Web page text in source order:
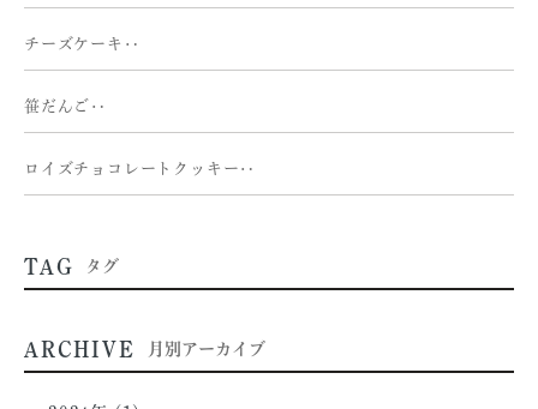
チーズケーキ‥
笹だんご‥
ロイズチョコレートクッキー‥
TAG タグ
ARCHIVE 月別アーカイブ